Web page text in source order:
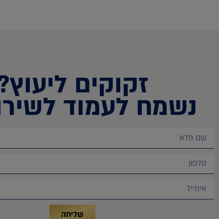
זקוקים
נשמח לעמוד
שליחה